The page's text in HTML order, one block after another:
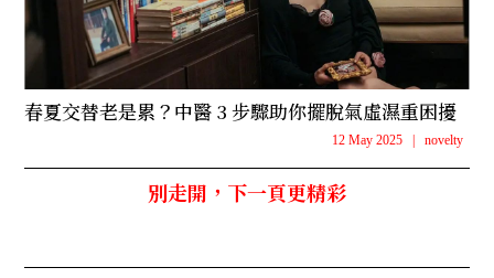
春夏交替老是累？中醫 3 步驟助你擺脫氣虛濕重困擾
12 May 2025 novelty
別走開，下一頁更精彩